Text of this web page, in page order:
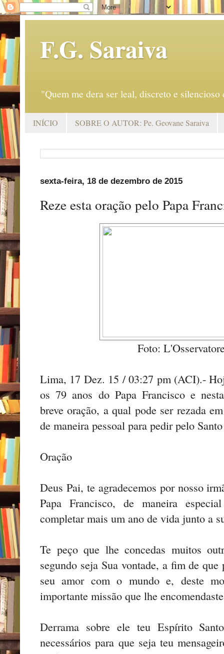
F.G. Saraiva
"Quem me dera ser leal, discreto e
INÍCIO SOBRE O AUTOR: Pe. Geovane Saraiva
sexta-feira, 18 de dezembro de 2015
Reze esta oração pelo Papa
Foto:
Lima, 17 Dez. 15 / 03:27 pm (ACI).-
os 79 anos do Papa Francisco e
breve oração, a qual pode ser rezada
de maneira pessoal para pedir pelo
Oração
Deus Pai, te agradecemos por nosso
Papa Francisco, de maneira
completar mais um ano de vida junto a
Te peço que lhe concedas muitos
segundo seja Sua vontade, a fim de
seu amor com o mundo e, deste
importante missão que lhe
Derrama sobre ele teu Espírito
necessários para que seja teu